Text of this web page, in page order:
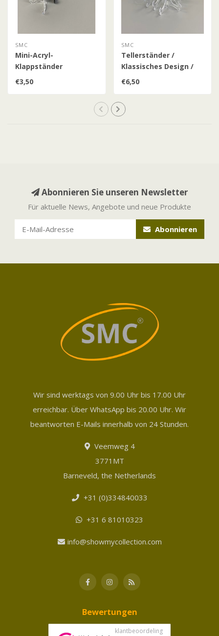
SMC
Mini-Acryl-
Klappständer
€3,50
SMC
Tellerständer /
Klassisches Design /
Einstellbar
€6,50
Abonnieren Sie unseren Newsletter
Für aktuelle News, Angebote und neue Produkte
Abonnieren
Wir sind werktags von 9.00 Uhr bis 17.00 Uhr
erreichbar. Über WhatsApp bis 20.00 Uhr. Wir
beantworten E-Mails innerhalb von 24 Stunden.
Veemweg 4
3771MT
Barneveld, the Netherlands
+31 (0)334840033
+31 6 81010323
info@showmycollection.com
Bewertungen